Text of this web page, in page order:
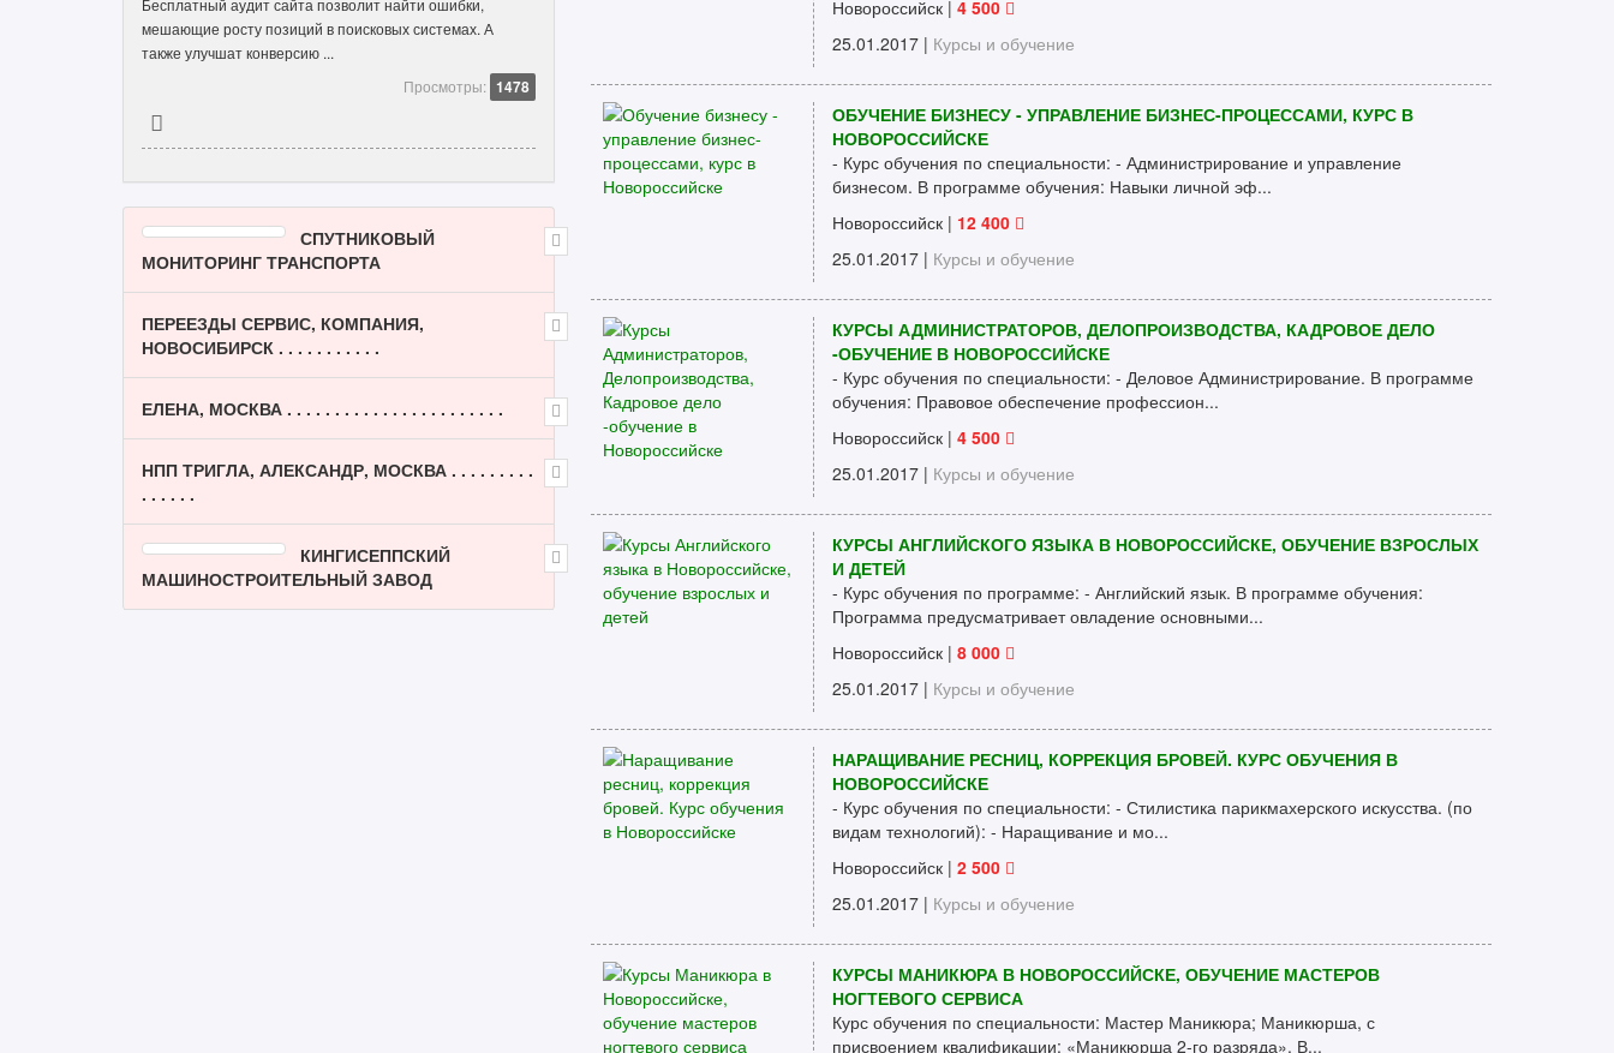
Новороссийск | 4 500
25.01.2017 | Курсы и обучение
ОБУЧЕНИЕ БИЗНЕСУ - УПРАВЛЕНИЕ БИЗНЕС-ПРОЦЕССАМИ, КУРС В
НОВОРОССИЙСКЕ
- Курс обучения по специальности: - Администрирование и управление
бизнесом. В программе обучения: Навыки личной эф...
Новороссийск | 12 400
25.01.2017 | Курсы и обучение
КУРСЫ АДМИНИСТРАТОРОВ, ДЕЛОПРОИЗВОДСТВА, КАДРОВОЕ ДЕЛО
-ОБУЧЕНИЕ В НОВОРОССИЙСКЕ
- Курс обучения по специальности: - Деловое Администрирование. В программе
обучения: Правовое обеспечение профессион...
Новороссийск | 4 500
25.01.2017 | Курсы и обучение
КУРСЫ АНГЛИЙСКОГО ЯЗЫКА В НОВОРОССИЙСКЕ, ОБУЧЕНИЕ ВЗРОСЛЫХ
И ДЕТЕЙ
- Курс обучения по программе: - Английский язык. В программе обучения:
Программа предусматривает овладение основными...
Новороссийск | 8 000
25.01.2017 | Курсы и обучение
НАРАЩИВАНИЕ РЕСНИЦ, КОРРЕКЦИЯ БРОВЕЙ. КУРС ОБУЧЕНИЯ В
НОВОРОССИЙСКЕ
- Курс обучения по специальности: - Стилистика парикмахерского искусства. (по
видам технологий): - Наращивание и мо...
Новороссийск | 2 500
25.01.2017 | Курсы и обучение
КУРСЫ МАНИКЮРА В НОВОРОССИЙСКЕ, ОБУЧЕНИЕ МАСТЕРОВ
НОГТЕВОГО СЕРВИСА
Курс обучения по специальности: Мастер Маникюра; Маникюрша, с
присвоением квалификации: «Маникюрша 2-го разряда». В...
Бесплатный аудит сайта позволит найти ошибки,
мешающие росту позиций в поисковых системах. А
также улучшат конверсию ...
Просмотры: 1478
СПУТНИКОВЫЙ
МОНИТОРИНГ ТРАНСПОРТА
ПЕРЕЕЗДЫ СЕРВИС, КОМПАНИЯ,
НОВОСИБИРСК . . . . . . . . . . .
ЕЛЕНА, МОСКВА . . . . . . . . . . . . . . . . . . . . . . .
НПП ТРИГЛА, АЛЕКСАНДР, МОСКВА . . . . . . . . .
. . . . . .
КИНГИСЕППСКИЙ
МАШИНОСТРОИТЕЛЬНЫЙ ЗАВОД